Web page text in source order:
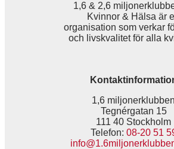
1,6 & 2,6
Kvinnor & Hälsa är
organisation som verkar
och livskvalitet för alla
1,6 miljonerklubben
Tegnérgatan 15
111 40 Stockholm
Telefon: 08-20 51